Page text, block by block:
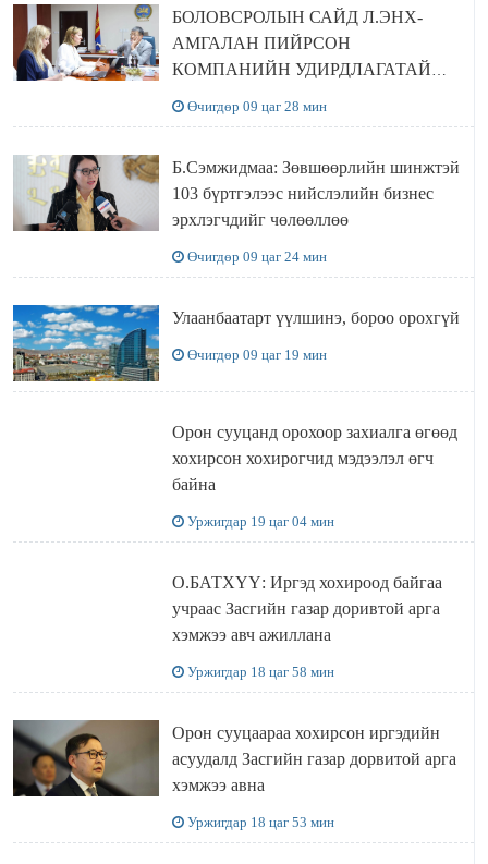
БОЛОВСРОЛЫН САЙД Л.ЭНХ-
АМГАЛАН ПИЙРСОН
КОМПАНИЙН УДИРДЛАГАТАЙ
Өчигдөр 09 цаг 28 мин
Б.Сэмжидмаа: Зөвшөөрлийн шинжтэй
103 бүртгэлээс нийслэлийн бизнес
эрхлэгчдийг чөлөөллөө
Өчигдөр 09 цаг 24 мин
Улаанбаатарт үүлшинэ, бороо орохгүй
Өчигдөр 09 цаг 19 мин
Орон сууцанд орохоор захиалга өгөөд
хохирсон хохирогчид мэдээлэл өгч
байна
Уржигдар 19 цаг 04 мин
О.БАТХҮҮ: Иргэд хохироод байгаа
учраас Засгийн газар доривтой арга
хэмжээ авч ажиллана
Уржигдар 18 цаг 58 мин
Орон сууцаараа хохирсон иргэдийн
асуудалд Засгийн газар дорвитой арга
хэмжээ авна
Уржигдар 18 цаг 53 мин